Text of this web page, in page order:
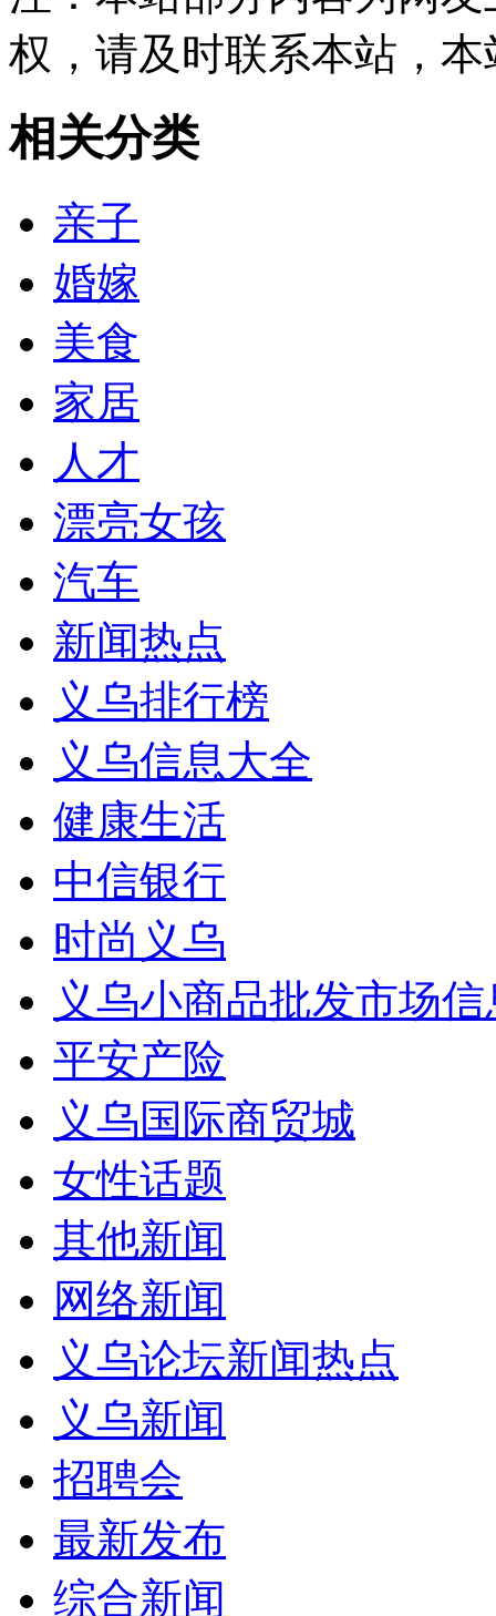
权，请及时联系本站，
相关分类
亲子
婚嫁
美食
家居
人才
漂亮女孩
汽车
新闻热点
义乌排行榜
义乌信息大全
健康生活
中信银行
时尚义乌
义乌小商品批发市场
平安产险
义乌国际商贸城
女性话题
其他新闻
网络新闻
义乌论坛新闻热点
义乌新闻
招聘会
最新发布
综合新闻